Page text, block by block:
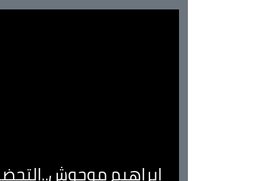
ابراهيم